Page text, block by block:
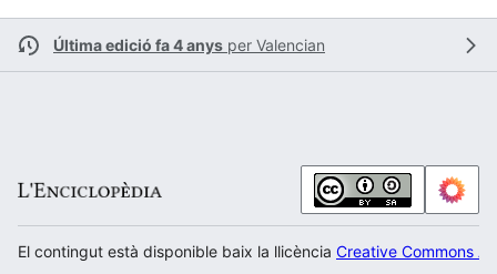
Última edició fa 4 anys per Valencian
El contingut està disponible baix la llicència Creative Commons